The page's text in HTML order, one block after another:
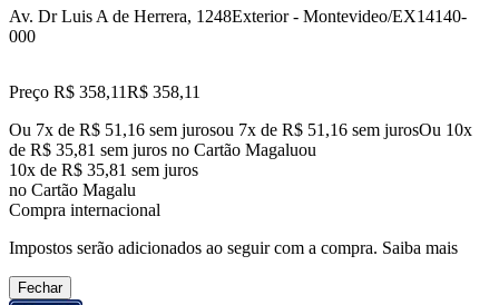
Av. Dr Luis A de Herrera, 1248Exterior - Montevideo/EX14140-
000
Preço R$ 358,11R$ 358,11
Ou 7x de R$ 51,16 sem jurosou 7x de R$ 51,16 sem jurosOu 10x
de R$ 35,81 sem juros no Cartão Magaluou
10x de R$ 35,81 sem juros
no Cartão Magalu
Compra internacional
Impostos serão adicionados ao seguir com a compra. Saiba mais
Fechar